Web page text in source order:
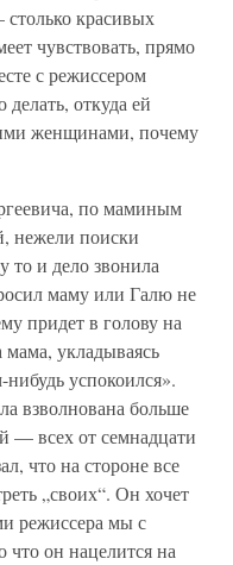
красивых
чувствовать, прямо
с режиссером
делать, откуда ей
женщинами, почему
по маминым
нежели поиски
и дело звонила
маму или Галю не
придет в голову на
мама, укладываясь
успокоился».
взволнована больше
— всех от семнадцати
что на стороне все
„своих“. Он хочет
режиссера мы с
он нацелится на